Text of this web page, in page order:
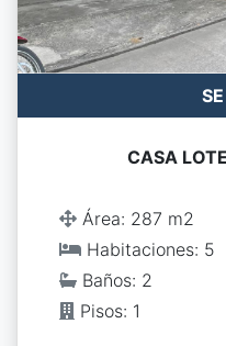
CASA
Área: 287 m2
Habitaciones: 5
Baños: 2
Pisos: 1